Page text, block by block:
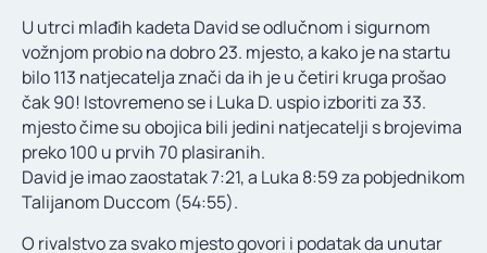
U utrci mlađih kadeta David se odlučnom i sigurnom
vožnjom probio na dobro 23. mjesto, a kako je na startu
bilo 113 natjecatelja znači da ih je u četiri kruga prošao
čak 90! Istovremeno se i Luka D. uspio izboriti za 33.
mjesto čime su obojica bili jedini natjecatelji s brojevima
preko 100 u prvih 70 plasiranih.
David je imao zaostatak 7:21, a Luka 8:59 za pobjednikom
Talijanom Duccom (54:55).
O rivalstvo za svako mjesto govori i podatak da unutar